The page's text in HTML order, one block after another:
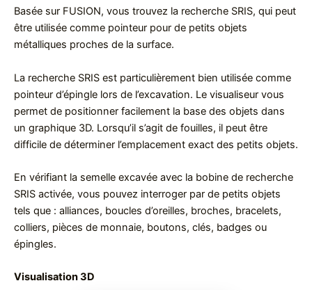
Basée sur FUSION, vous trouvez la recherche SRIS, qui peut
être utilisée comme pointeur pour de petits objets
métalliques proches de la surface.
La recherche SRIS est particulièrement bien utilisée comme
pointeur d’épingle lors de l’excavation. Le visualiseur vous
permet de positionner facilement la base des objets dans
un graphique 3D. Lorsqu’il s’agit de fouilles, il peut être
difficile de déterminer l’emplacement exact des petits objets.
En vérifiant la semelle excavée avec la bobine de recherche
SRIS activée, vous pouvez interroger par de petits objets
tels que : alliances, boucles d’oreilles, broches, bracelets,
colliers, pièces de monnaie, boutons, clés, badges ou
épingles.
Visualisation 3D